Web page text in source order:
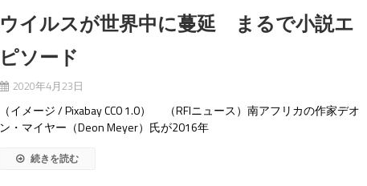
ウイルスが世界中に蔓延 まるで小説エ
ピソード
2020年4月23日
（イメージ / Pixabay CC0 1.0） （RFIニュース）南アフリカの作家デオ
ン・マイヤー（Deon Meyer）氏が2016年
続きを読む